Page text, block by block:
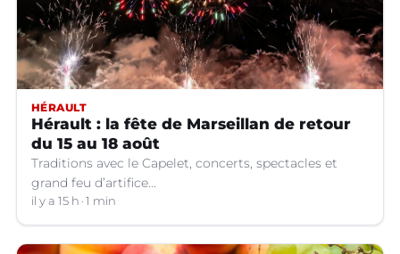
HÉRAULT
Hérault : la fête de Marseillan de retour
du 15 au 18 août
Traditions avec le Capelet, concerts, spectacles et
grand feu d’artifice...
il y a 15 h 1 min